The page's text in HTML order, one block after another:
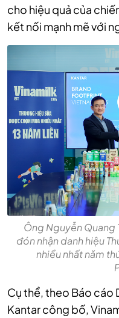
cho hiệu quả của
kết nối mạnh mẽ với
Ông Nguyễn Quang
đón nhận danh hiệu
nhiều nhất năm
Cụ thể, theo Báo cáo
Kantar công bố,